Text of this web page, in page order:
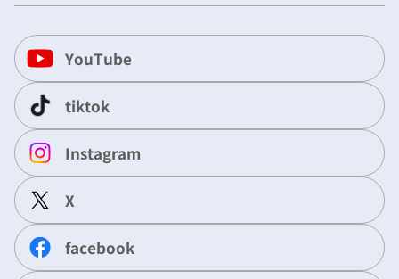
YouTube
tiktok
Instagram
X
facebook